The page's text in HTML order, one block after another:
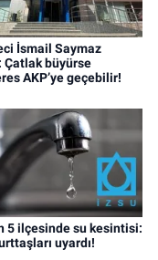
İsmail Saymaz
Çatlak büyürse
AKP’ye geçebilir!
5 ilçesinde su kesintisi:
uyardı!